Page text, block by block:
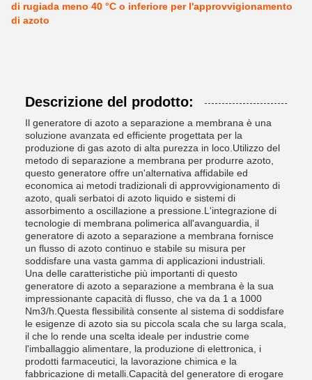
di rugiada meno 40 °C o inferiore per l'approvvigionamento
di azoto
Descrizione del prodotto:
Il generatore di azoto a separazione a membrana è una
soluzione avanzata ed efficiente progettata per la
produzione di gas azoto di alta purezza in loco.Utilizzo del
metodo di separazione a membrana per produrre azoto,
questo generatore offre un'alternativa affidabile ed
economica ai metodi tradizionali di approvvigionamento di
azoto, quali serbatoi di azoto liquido e sistemi di
assorbimento a oscillazione a pressione.L'integrazione di
tecnologie di membrana polimerica all'avanguardia, il
generatore di azoto a separazione a membrana fornisce
un flusso di azoto continuo e stabile su misura per
soddisfare una vasta gamma di applicazioni industriali.
Una delle caratteristiche più importanti di questo
generatore di azoto a separazione a membrana è la sua
impressionante capacità di flusso, che va da 1 a 1000
Nm3/h.Questa flessibilità consente al sistema di soddisfare
le esigenze di azoto sia su piccola scala che su larga scala,
il che lo rende una scelta ideale per industrie come
l'imballaggio alimentare, la produzione di elettronica, i
prodotti farmaceutici, la lavorazione chimica e la
fabbricazione di metalli.Capacità del generatore di erogare